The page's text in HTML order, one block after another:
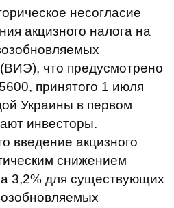
несогласие
акцизного налога на
что предусмотрено
принятого 1 июля
Украины в первом
инвесторы.
введение акцизного
снижением
3,2% для существующих